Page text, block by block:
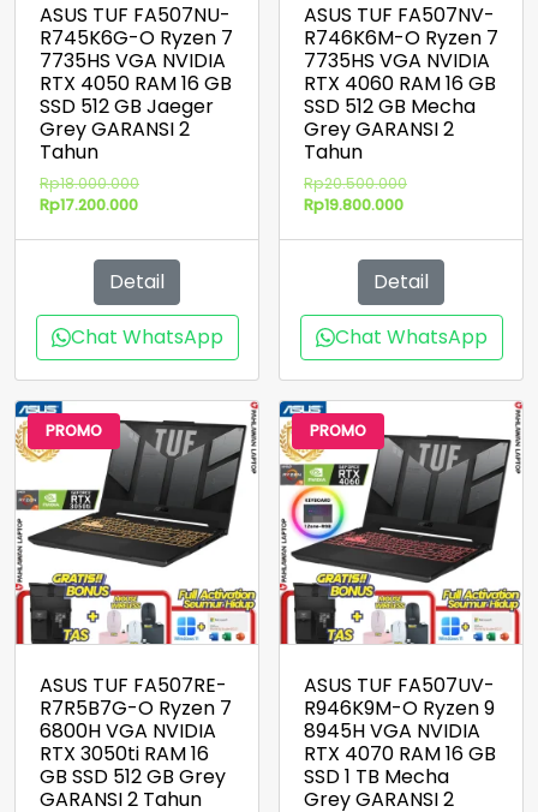
ASUS TUF FA507NU-
R745K6G-O Ryzen 7
7735HS VGA NVIDIA
RTX 4050 RAM 16 GB
SSD 512 GB Jaeger
Grey GARANSI 2
Tahun
Rp18.000.000Harga
Rp17.200.000Harga
adalah:
Rp17.200.000.
Detail
Chat WhatsApp
ASUS TUF FA507NV-
R746K6M-O Ryzen 7
7735HS VGA NVIDIA
RTX 4060 RAM 16 GB
SSD 512 GB Mecha
Grey GARANSI 2
Tahun
Rp20.500.000Harga
Rp19.800.000Harga
adalah:
Rp19.800.000.
Detail
Chat WhatsApp
PROMO
ASUS TUF FA507RE-
R7R5B7G-O Ryzen 7
6800H VGA NVIDIA
RTX 3050ti RAM 16
GB SSD 512 GB Grey
GARANSI 2 Tahun
PROMO
ASUS TUF FA507UV-
R946K9M-O Ryzen 9
8945H VGA NVIDIA
RTX 4070 RAM 16 GB
SSD 1 TB Mecha
Grey GARANSI 2